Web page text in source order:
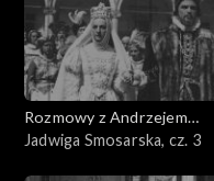
Rozmowy z Andrzejem
Doboszem
Jadwiga Smosarska, cz. 3